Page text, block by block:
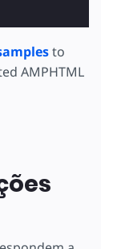
to
AMPHTML